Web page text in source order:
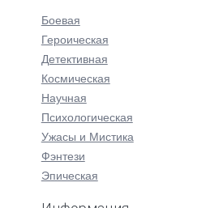
Боевая
Героическая
Детективная
Космическая
Научная
Психологическая
Ужасы и Мистика
Фэнтези
Эпическая